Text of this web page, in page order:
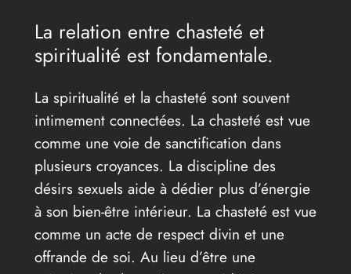
La relation entre chasteté et
spiritualité est fondamentale.
La spiritualité et la chasteté sont souvent
intimement connectées. La chasteté est vue
comme une voie de sanctification dans
plusieurs croyances. La discipline des
désirs sexuels aide à dédier plus d’énergie
à son bien-être intérieur. La chasteté est vue
comme un acte de respect divin et une
offrande de soi. Au lieu d’être une